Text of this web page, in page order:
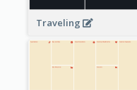
Traveling